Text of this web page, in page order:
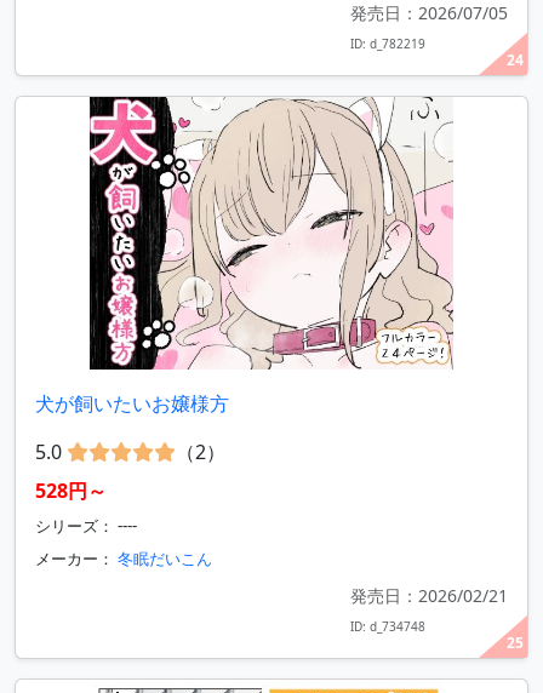
24
発売日：2026/07/05
ID: d_782219
25
犬が飼いたいお嬢様方
5.0
（2）
528円～
シリーズ： ----
メーカー： 冬眠だいこん
発売日：2026/02/21
ID: d_734748